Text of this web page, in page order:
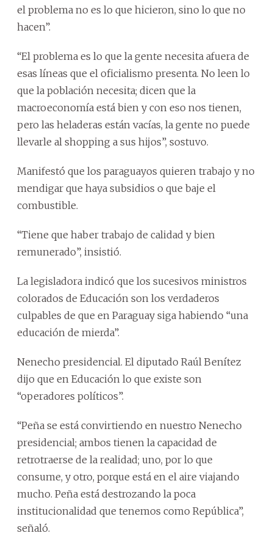
el problema no es lo que hicieron, sino lo que no
hacen”.
“El problema es lo que la gente necesita afuera de
esas líneas que el oficialismo presenta. No leen lo
que la población necesita; dicen que la
macroeconomía está bien y con eso nos tienen,
pero las heladeras están vacías, la gente no puede
llevarle al shopping a sus hijos”, sostuvo.
Manifestó que los paraguayos quieren trabajo y no
mendigar que haya subsidios o que baje el
combustible.
“Tiene que haber trabajo de calidad y bien
remunerado”, insistió.
La legisladora indicó que los sucesivos ministros
colorados de Educación son los verdaderos
culpables de que en Paraguay siga habiendo “una
educación de mierda”.
Nenecho presidencial. El diputado Raúl Benítez
dijo que en Educación lo que existe son
“operadores políticos”.
“Peña se está convirtiendo en nuestro Nenecho
presidencial; ambos tienen la capacidad de
retrotraerse de la realidad; uno, por lo que
consume, y otro, porque está en el aire viajando
mucho. Peña está destrozando la poca
institucionalidad que tenemos como República”,
señaló.